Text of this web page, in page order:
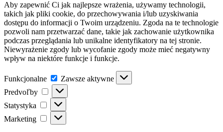
Aby zapewnić Ci jak najlepsze wrażenia, używamy technologii,
takich jak pliki cookie, do przechowywania i/lub uzyskiwania
dostępu do informacji o Twoim urządzeniu. Zgoda na te technologie
pozwoli nam przetwarzać dane, takie jak zachowanie użytkownika
podczas przeglądania lub unikalne identyfikatory na tej stronie.
Niewyrażenie zgody lub wycofanie zgody może mieć negatywny
wpływ na niektóre funkcje i funkcje.
Funkcjonalne Funkcjonalne
Zawsze aktywne
Predvoľby
Predvoľby
Statystyka Statystyka
Marketing Marketing